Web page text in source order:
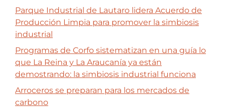
Parque Industrial de Lautaro lidera Acuerdo de
Producción Limpia para promover la simbiosis
industrial
Programas de Corfo sistematizan en una guía lo
que La Reina y La Araucanía ya están
demostrando: la simbiosis industrial funciona
Arroceros se preparan para los mercados de
carbono